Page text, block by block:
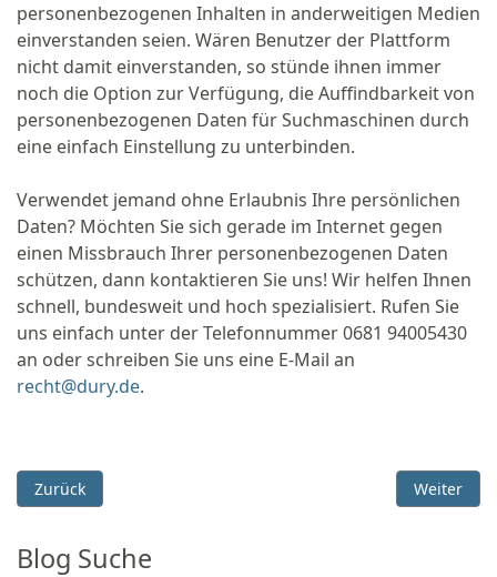
personenbezogenen Inhalten in anderweitigen Medien
einverstanden seien. Wären Benutzer der Plattform
nicht damit einverstanden, so stünde ihnen immer
noch die Option zur Verfügung, die Auffindbarkeit von
personenbezogenen Daten für Suchmaschinen durch
eine einfach Einstellung zu unterbinden.
Verwendet jemand ohne Erlaubnis Ihre persönlichen
Daten? Möchten Sie sich gerade im Internet gegen
einen Missbrauch Ihrer personenbezogenen Daten
schützen, dann kontaktieren Sie uns! Wir helfen Ihnen
schnell, bundesweit und hoch spezialisiert. Rufen Sie
uns einfach unter der Telefonnummer 0681 94005430
an oder schreiben Sie uns eine E-Mail an
recht@dury.de.
Vorheriger Beitrag: OLG Köln unterscheidet bei Abmahnung
Zurück Nächster
Weiter
Blog Suche